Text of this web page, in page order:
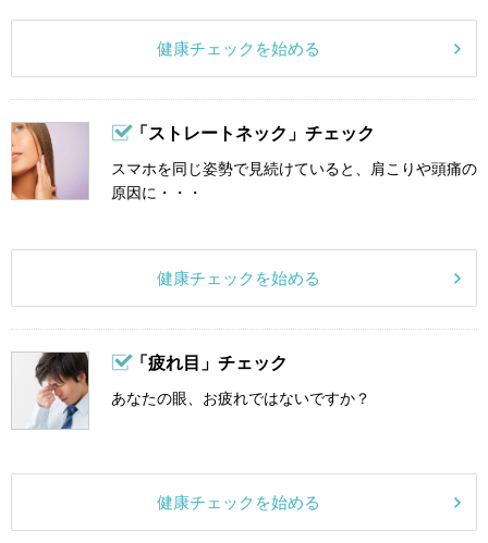
健康チェックを始める
「ストレートネック」チェック
スマホを同じ姿勢で見続けていると、肩こりや頭痛の
原因に・・・
健康チェックを始める
「疲れ目」チェック
あなたの眼、お疲れではないですか？
健康チェックを始める